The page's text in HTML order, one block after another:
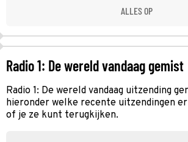
ALLES OP
Radio 1: De wereld vandaag gemist
Radio 1: De wereld vandaag uitzending
hieronder welke recente uitzendingen
of je ze kunt terugkijken.